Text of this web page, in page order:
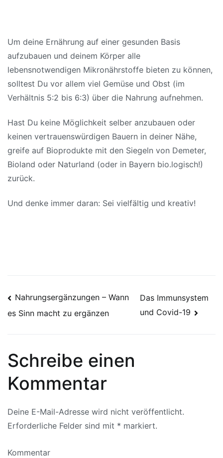
Um deine Ernährung auf einer gesunden Basis
aufzubauen und deinem Körper alle
lebensnotwendigen Mikronährstoffe bieten zu können,
solltest Du vor allem viel Gemüse und Obst (im
Verhältnis 5:2 bis 6:3) über die Nahrung aufnehmen.
Hast Du keine Möglichkeit selber anzubauen oder
keinen vertrauenswürdigen Bauern in deiner Nähe,
greife auf Bioprodukte mit den Siegeln von Demeter,
Bioland oder Naturland (oder in Bayern bio.logisch!)
zurück.
Und denke immer daran: Sei vielfältig und kreativ!
Nahrungsergänzungen – Wann
es Sinn macht zu ergänzen
Das Immunsystem
und Covid-19
Schreibe einen
Kommentar
Deine E-Mail-Adresse wird nicht veröffentlicht.
Erforderliche Felder sind mit * markiert.
Kommentar